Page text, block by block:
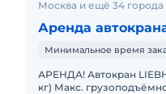
Москва и ещё 34 города
Аренда
Минимальное время
АРЕНДА! Автокран
кг) Макс.